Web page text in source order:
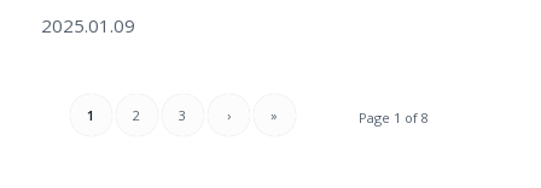
2025.01.09
Page 1 of 8
1 2 3 › »